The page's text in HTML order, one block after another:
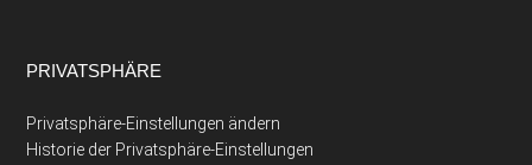
PRIVATSPHÄRE
Privatsphäre-Einstellungen ändern
Historie der Privatsphäre-Einstellungen